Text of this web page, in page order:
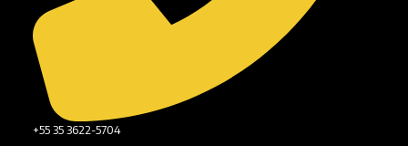
+55 35 3622-5704